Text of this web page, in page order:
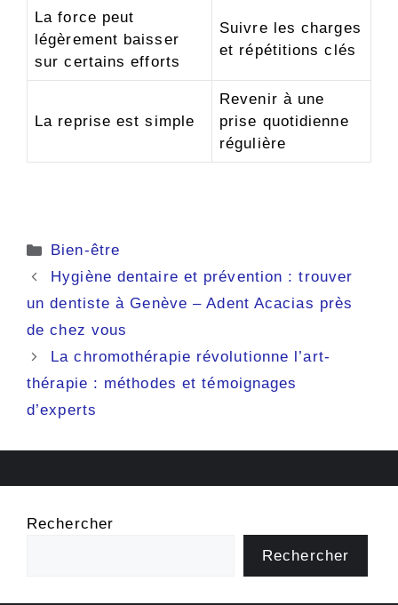
La force peut
légèrement baisser
sur certains efforts
Suivre les charges
et répétitions clés
La reprise est simple
Revenir à une
prise quotidienne
régulière
Catégories
Bien-être
Hygiène dentaire et prévention : trouver
un dentiste à Genève – Adent Acacias près
de chez vous
La chromothérapie révolutionne l’art-
thérapie : méthodes et témoignages
d’experts
Rechercher
Rechercher